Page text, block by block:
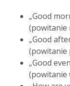
„Good
(powitanie
„Good
(powitanie
„Good
(powitanie